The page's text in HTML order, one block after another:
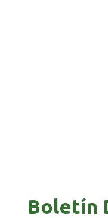
Boletín